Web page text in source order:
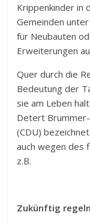
Krippenkinder in
Gemeinden
für Neubauten
Erweiterungen
Quer durch die
Bedeutung der
sie am Leben
Detert Brummer-
(CDU)
auch wegen des
z.B.
Zukünftig